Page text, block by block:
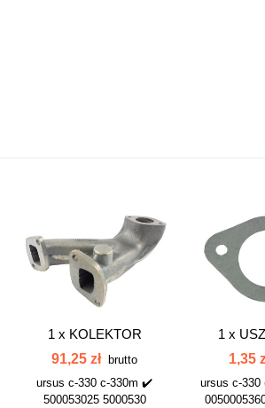
1 x KOLEKTOR
PRZEWÓD
91,25 zł brutto
ursus c-330 c-330m ✔️
500053025 5000530
1 x
1,35
ursus c-